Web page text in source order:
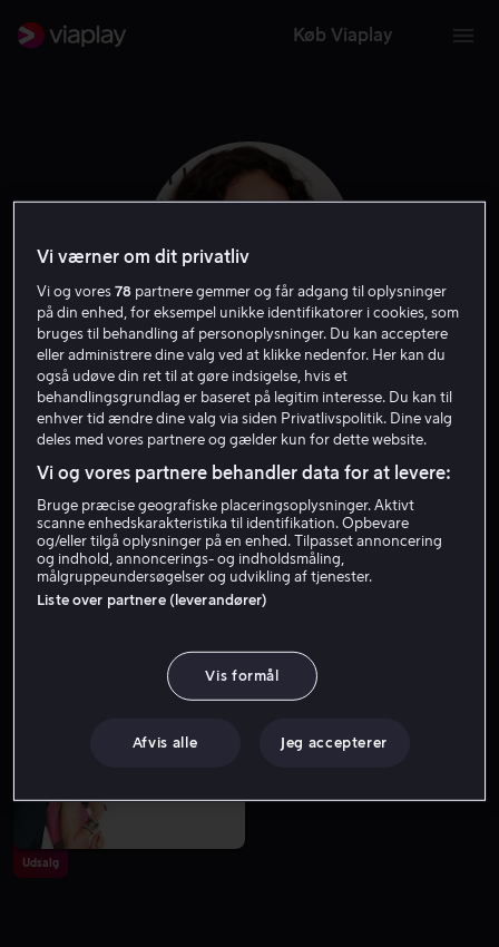
Køb Viaplay
Amy Yasbeck
Fra 49 kr
Udsalg
Vi værner om dit privatliv
Vi og vores78 partnere gemmer og får adgang til oplysninger
på din enhed, for eksempel unikke identifikatorer i cookies, som
bruges til behandling af personoplysninger. Du kan acceptere
eller administrere dine valg ved at klikke nedenfor. Her kan du
også udøve din ret til at gøre indsigelse, hvis et
behandlingsgrundlag er baseret på legitim interesse. Du kan til
enhver tid ændre dine valg via siden Privatlivspolitik. Dine valg
deles med vores partnere og gælder kun for dette website.
Vi og vores partnere behandler data for at levere:
Bruge præcise geografiske placeringsoplysninger. Aktivt
scanne enhedskarakteristika til identifikation. Opbevare
og/eller tilgå oplysninger på en enhed. Tilpasset annoncering
og indhold, annoncerings- og indholdsmåling,
målgruppeundersøgelser og udvikling af tjenester.
Liste over partnere (leverandører)
Vis formål
Afvis alle Jeg accepterer